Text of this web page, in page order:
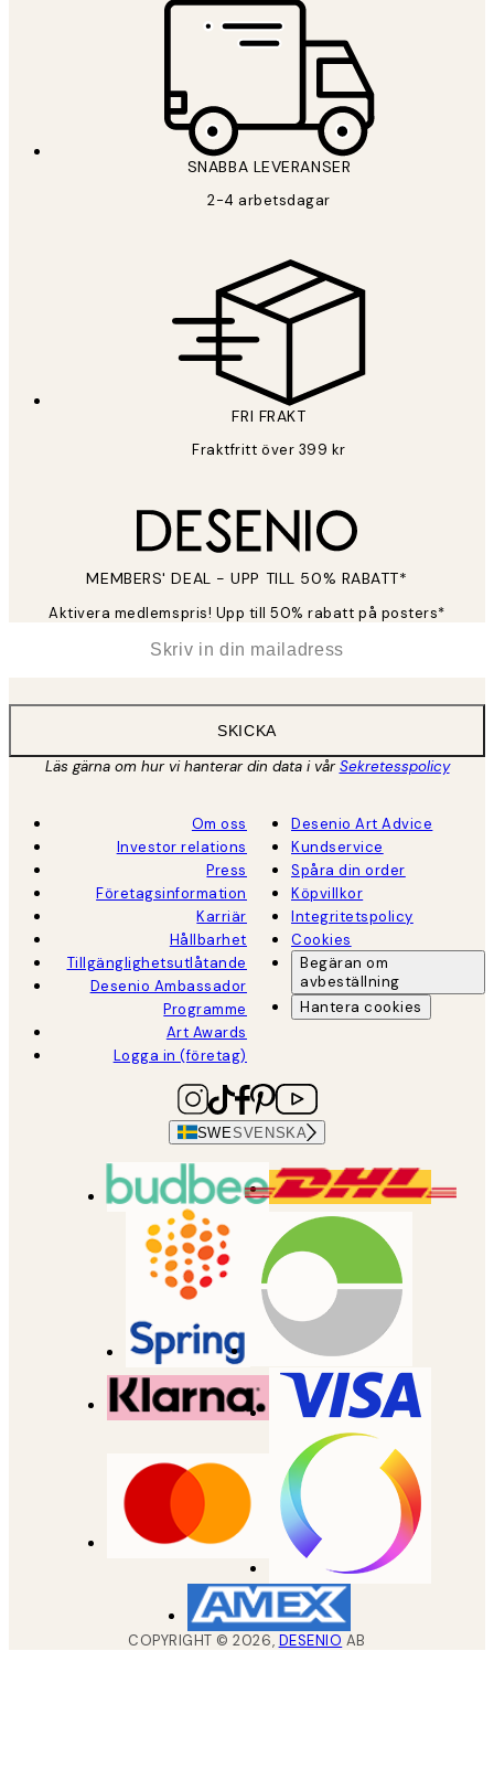
SNABBA LEVERANSER
2-4 arbetsdagar
FRI FRAKT
Fraktfritt över 399 kr
MEMBERS' DEAL - UPP TILL 50% RABATT*
Aktivera medlemspris! Upp till 50% rabatt på posters*
SKICKA
Läs gärna om hur vi hanterar din data i vårSekretesspolicy
Om oss
Investor relations
Press
Företagsinformation
Karriär
Hållbarhet
Tillgänglighetsutlåtande
Desenio Ambassador
Programme
Art Awards
Logga in (företag)
Desenio Art Advice
Kundservice
Spåra din order
Köpvillkor
Integritetspolicy
Cookies
Begäran om
avbeställning
Hantera cookies
SWESVENSKA
COPYRIGHT ©2026, DESENIO AB